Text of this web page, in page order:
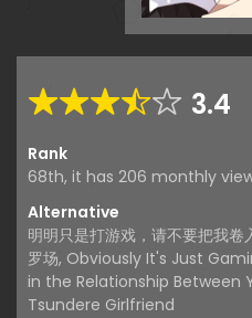
3.4
Rank
68th, it has 206 monthly
Alternative
明明只是打游戏，请不要把我
罗场, Obviously It's Just
in the Relationship Between
Tsundere Girlfriend